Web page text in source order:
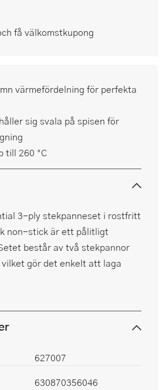
få välkomstkupong
värmefördelning för perfekta
sig svala på spisen för
till 260 °C
3-ply stekpanneset i rostfritt
non-stick är ett pålitligt
består av två stekpannor
vilket gör det enkelt att laga
627007
630870356046